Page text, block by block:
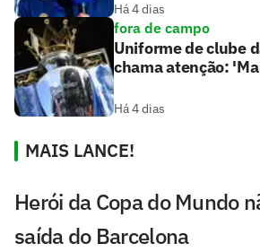
Há 4 dias
fora de campo
Uniforme de clube
chama atenção:
Há 4 dias
MAIS LANCE!
Herói da Copa do Mundo
saída do Barcelona